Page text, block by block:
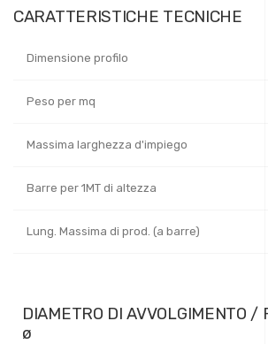
CARATTERISTICHE TECNICHE
Dimensione profilo
Peso per mq
Massima larghezza d'impiego
Barre per 1MT di altezza
Lung. Massima di prod. (a barre)
DIAMETRO DI AVVOLGIMENTO /
ø